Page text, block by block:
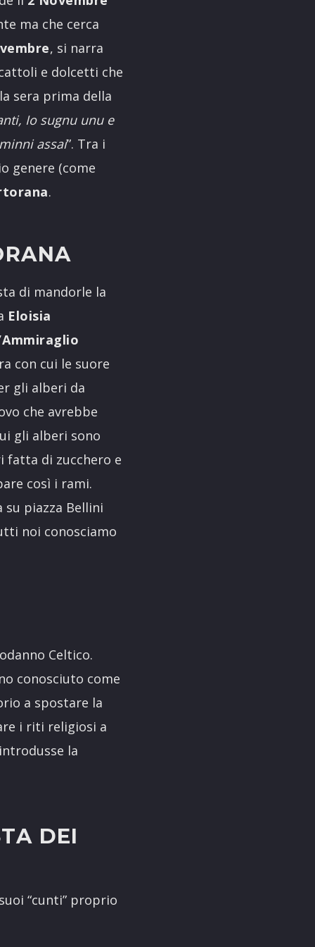
ma che cerca
, si narra
e dolcetti che
sera prima della
Io sugnu unu e
assai”. Tra i
genere (come
.
di mandorle la
Eloisia
con cui le suore
gli alberi da
che avrebbe
gli alberi sono
fatta di zucchero e
così i rami.
su piazza Bellini
noi conosciamo
Celtico.
conosciuto come
a spostare la
i riti religiosi a
la
DEI
“cunti” proprio